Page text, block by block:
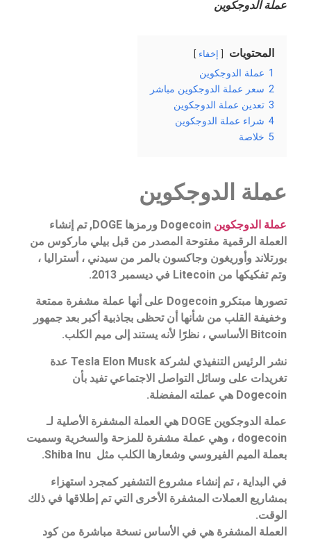
عملة الدوجكوين
المحتويات إخفاء
1 عملة الدوجكوين
2 سعر عملة الدوجكوين مباشر
3 تعدين عملة الدوجكوين
4 شراء عملة الدوجكوين
5 خلاصة
عملة الدوجكوين
عملة الدوجكوين
Dogecoin ورمزها DOGE, تم إنشاء
العملة الرقمية مفتوحة المصدر من قبل بيلي ماركوس من
بورتلاند وأوريغون وجاكسون بالمر من سيدني ، أستراليا ،
وتم تفكيكها من Litecoin في ديسمبر 2013.
تصورها مبتكرو Dogecoin على أنها عملة مشفرة ممتعة
وخفيفة القلب من شأنها أن تحظى بجاذبية أكبر بعد جمهور
Bitcoin الأساسي ، نظرًا لأنه يستند إلى ميم الكلب.
نشر الرئيس التنفيذي لشركة Tesla Elon Musk عدة
تغريدات على وسائل التواصل الاجتماعي تفيد بأن
Dogecoin هي عملته المفضلة.
عملة الدوجكوين DOGE هي العملة المشفرة الأصلية لـ
dogecoin ، وهي عملة مشفرة للمزحة والسخرية وسميت
بعملة الميم الفيروسي وشعارها الكلب مثل Shiba Inu.
في البداية ، تم إنشاء مشروع التشفير كمجرد استهزاء
بمشاريع العملات المشفرة الأخرى التي تم إطلاقها في ذلك
الوقت.
العملة المشفرة هي في الأساس نسخة مباشرة من كود